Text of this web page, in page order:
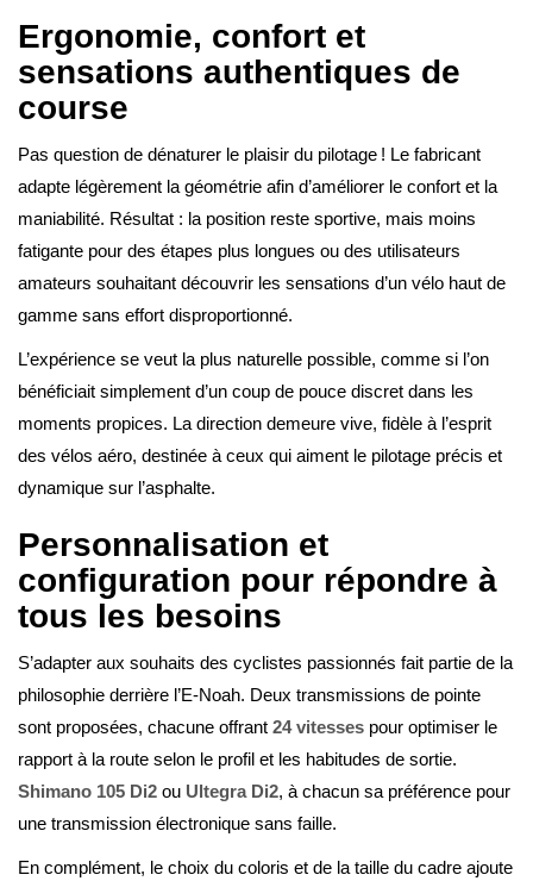
Ergonomie, confort et
sensations authentiques de
course
Pas question de dénaturer le plaisir du pilotage ! Le fabricant
adapte légèrement la géométrie afin d’améliorer le confort et la
maniabilité. Résultat : la position reste sportive, mais moins
fatigante pour des étapes plus longues ou des utilisateurs
amateurs souhaitant découvrir les sensations d’un vélo haut de
gamme sans effort disproportionné.
L’expérience se veut la plus naturelle possible, comme si l’on
bénéficiait simplement d’un coup de pouce discret dans les
moments propices. La direction demeure vive, fidèle à l’esprit
des vélos aéro, destinée à ceux qui aiment le pilotage précis et
dynamique sur l’asphalte.
Personnalisation et
configuration pour répondre à
tous les besoins
S’adapter aux souhaits des cyclistes passionnés fait partie de la
philosophie derrière l’E-Noah. Deux transmissions de pointe
sont proposées, chacune offrant 24 vitesses pour optimiser le
rapport à la route selon le profil et les habitudes de sortie.
Shimano 105 Di2 ou Ultegra Di2, à chacun sa préférence pour
une transmission électronique sans faille.
En complément, le choix du coloris et de la taille du cadre ajoute